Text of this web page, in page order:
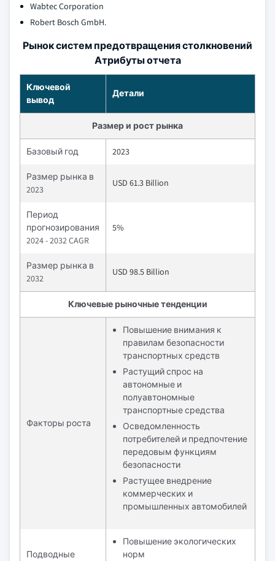
Wabtec Corporation
Robert Bosch GmbH.
Рынок систем предотвращения столкновений
Атрибуты отчета
Ключевой
вывод
Детали
Размер и рост рынка
Базовый год 2023
Размер рынка в
2023
USD 61.3 Billion
Период
прогнозирования
2024 - 2032 CAGR
5%
Размер рынка в
2032
USD 98.5 Billion
Ключевые рыночные тенденции
Факторы роста
Повышение внимания к
правилам безопасности
транспортных средств
Растущий спрос на
автономные и
полуавтономные
транспортные средства
Осведомленность
потребителей и предпочтение
передовым функциям
безопасности
Растущее внедрение
коммерческих и
промышленных автомобилей
Подводные
Повышение экологических
норм